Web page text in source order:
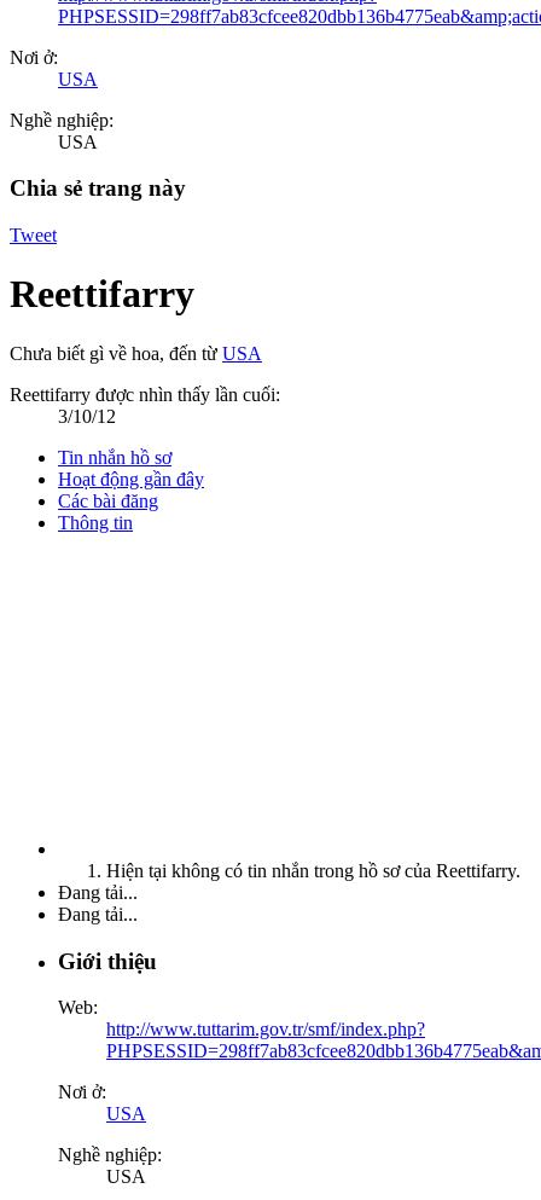
Nơi ở:
USA
Nghề nghiệp:
USA
Chia sẻ trang này
Tweet
Reettifarry
Chưa biết gì về hoa, đến từ USA
Reettifarry được nhìn thấy lần cuối:
3/10/12
Tin nhắn hồ sơ
Hoạt động gần đây
Các bài đăng
Thông tin
Hiện tại không có tin nhắn trong hồ sơ của Reettifarry.
Đang tải...
Đang tải...
Giới thiệu
Web:
http://www.tuttarim.gov.tr/smf/index.php?
Nơi ở:
USA
Nghề nghiệp:
USA